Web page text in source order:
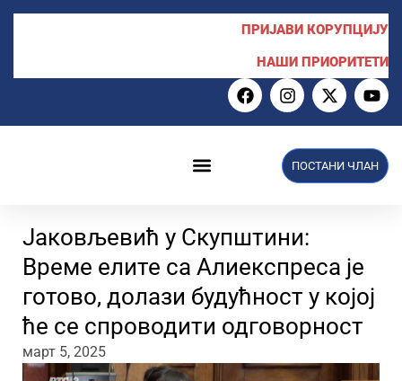
ПРИЈАВИ КОРУПЦИЈУ
НАШИ ПРИОРИТЕТИ
ПОСТАНИ ЧЛАН
Јаковљевић у Скупштини:
Време елите са Алиекспреса је
готово, долази будућност у којој
ће се спроводити одговорност
март 5, 2025